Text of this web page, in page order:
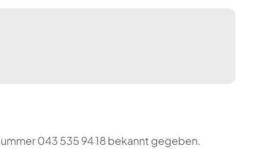
043 535 94 18 bekannt gegeben.